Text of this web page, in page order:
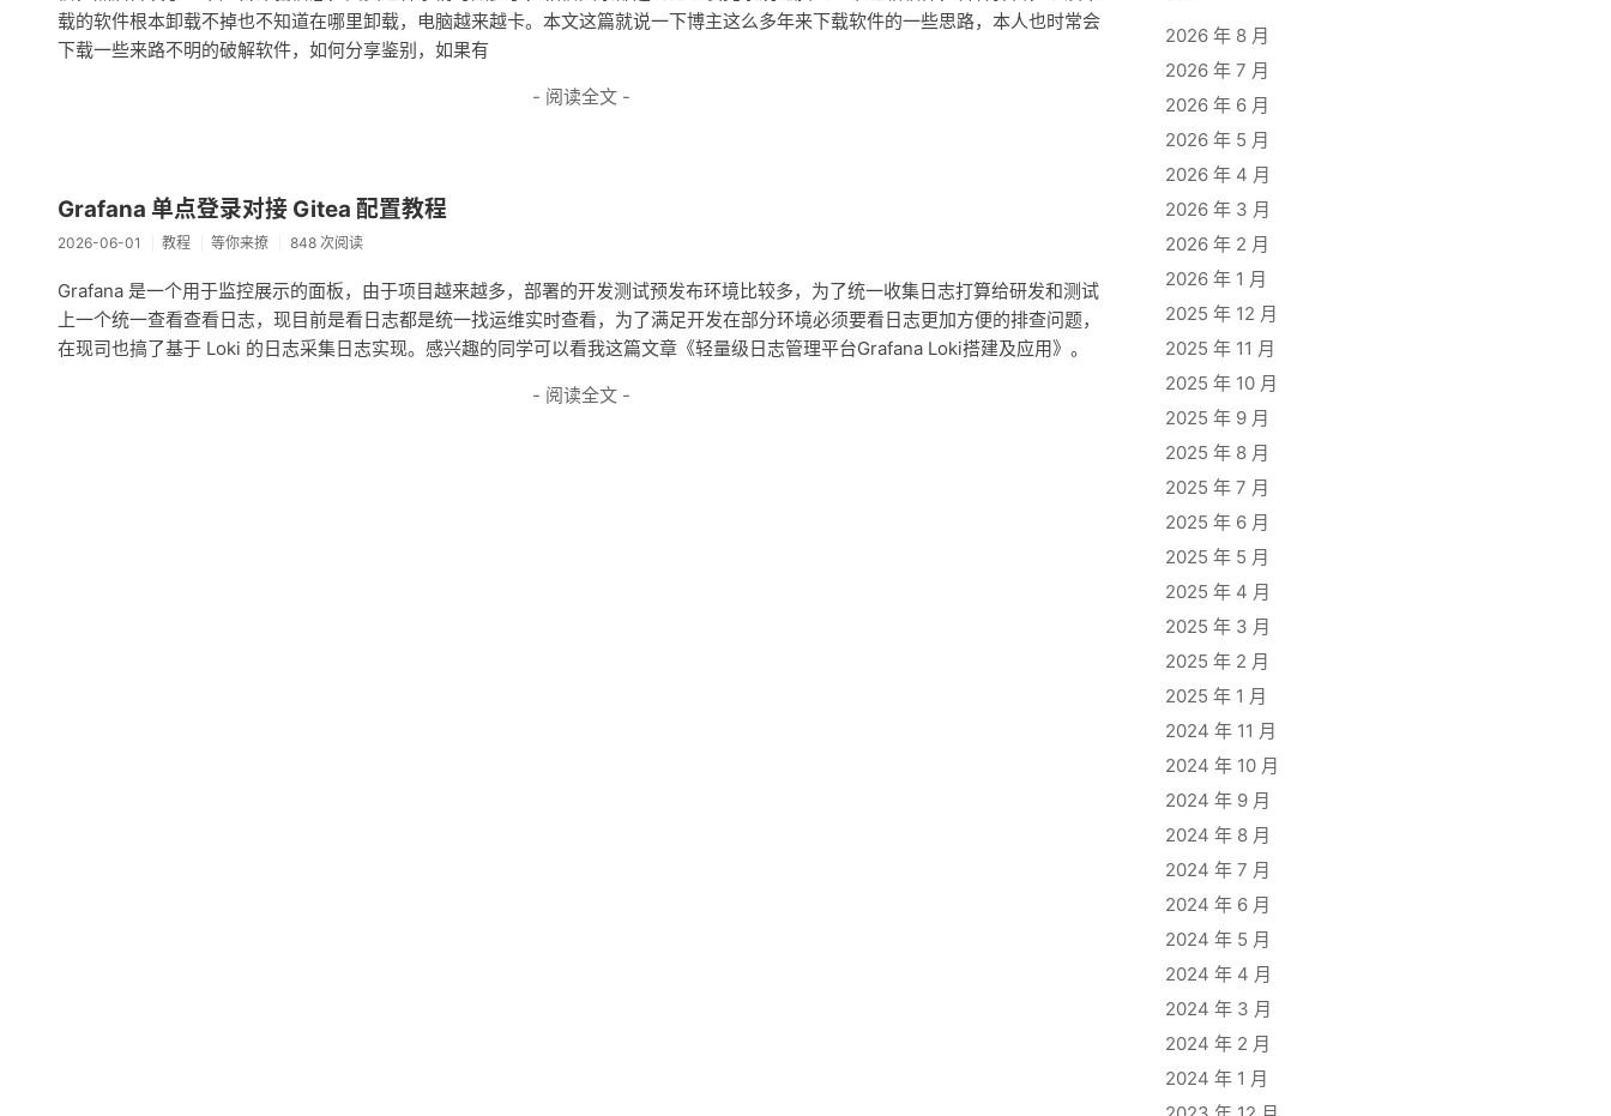
载的软件根本卸载不掉也不知道在哪里卸载，电脑越来越卡。本文这篇就说一下博主这么多年来下载软件的一些思路，本人也时常会
下载一些来路不明的破解软件，如何分享鉴别，如果有
- 阅读全文 -
Grafana 单点登录对接 Gitea 配置教程
2026-06-01 教程 等你来撩 848 次阅读
Grafana 是一个用于监控展示的面板，由于项目越来越多，部署的开发测试预发布环境比较多，为了统一收集日志打算给研发和测试
上一个统一查看查看日志，现目前是看日志都是统一找运维实时查看，为了满足开发在部分环境必须要看日志更加方便的排查问题，
在现司也搞了基于 Loki 的日志采集日志实现。感兴趣的同学可以看我这篇文章《轻量级日志管理平台Grafana Loki搭建及应用》。
- 阅读全文 -
2026 年 8 月
2026 年 7 月
2026 年 6 月
2026 年 5 月
2026 年 4 月
2026 年 3 月
2026 年 2 月
2026 年 1 月
2025 年 12 月
2025 年 11 月
2025 年 10 月
2025 年 9 月
2025 年 8 月
2025 年 7 月
2025 年 6 月
2025 年 5 月
2025 年 4 月
2025 年 3 月
2025 年 2 月
2025 年 1 月
2024 年 11 月
2024 年 10 月
2024 年 9 月
2024 年 8 月
2024 年 7 月
2024 年 6 月
2024 年 5 月
2024 年 4 月
2024 年 3 月
2024 年 2 月
2024 年 1 月